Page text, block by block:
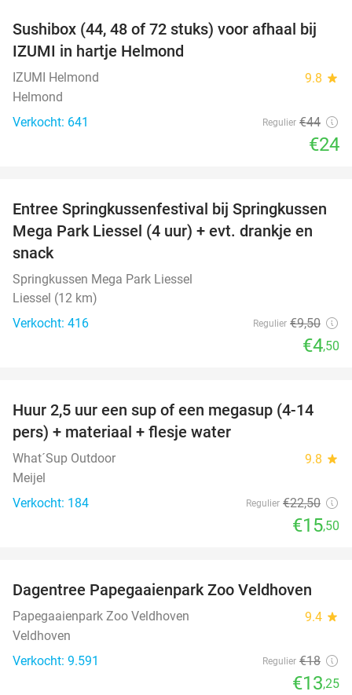
45%
Sushibox (44, 48 of 72 stuks) voor afhaal bij
IZUMI in hartje Helmond
IZUMI Helmond 9.8 star
Helmond
Verkocht: 641
Regulier €44
€24
53%
Entree Springkussenfestival bij Springkussen
Mega Park Liessel (4 uur) + evt. drankje en
snack
Springkussen Mega Park Liessel
Liessel (12 km)
Verkocht: 416
Regulier €9,50
€4,50
31%
Huur 2,5 uur een sup of een megasup (4-14
pers) + materiaal + flesje water
What´Sup Outdoor 9.8 star
Meijel
Verkocht: 184
Regulier €22,50
€15,50
26%
Dagentree Papegaaienpark Zoo Veldhoven
Papegaaienpark Zoo Veldhoven 9.4 star
Veldhoven
Verkocht: 9.591
Regulier €18
€13,25